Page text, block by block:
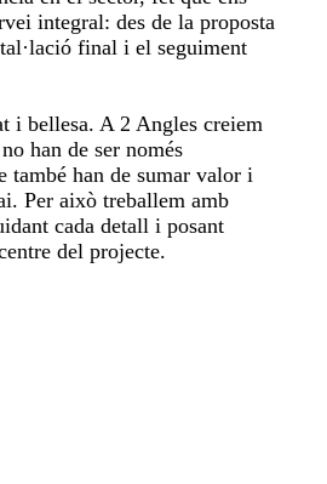
integral: des de la proposta
final i el seguiment
i bellesa. A 2 Angles creiem
han de ser només
també han de sumar valor i
Per això treballem amb
cada detall i posant
del projecte.